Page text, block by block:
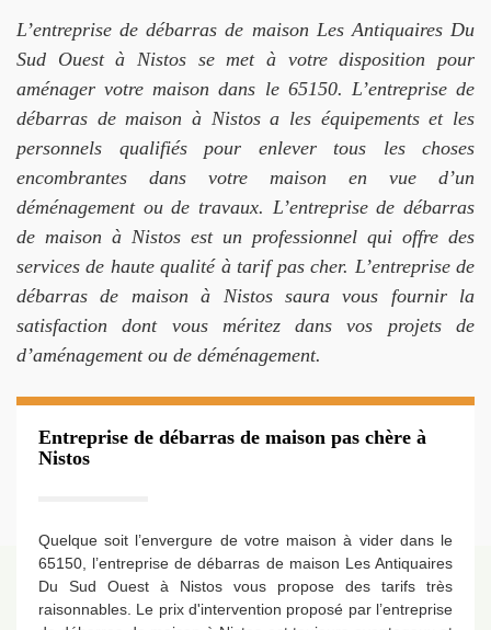
L’entreprise de débarras de maison Les Antiquaires Du
Sud Ouest à Nistos se met à votre disposition pour
aménager votre maison dans le 65150. L’entreprise de
débarras de maison à Nistos a les équipements et les
personnels qualifiés pour enlever tous les choses
encombrantes dans votre maison en vue d’un
déménagement ou de travaux. L’entreprise de débarras
de maison à Nistos est un professionnel qui offre des
services de haute qualité à tarif pas cher. L’entreprise de
débarras de maison à Nistos saura vous fournir la
satisfaction dont vous méritez dans vos projets de
d’aménagement ou de déménagement.
Entreprise de débarras de maison pas chère à
Nistos
Quelque soit l’envergure de votre maison à vider dans le
65150, l’entreprise de débarras de maison Les Antiquaires
Du Sud Ouest à Nistos vous propose des tarifs très
raisonnables. Le prix d'intervention proposé par l’entreprise